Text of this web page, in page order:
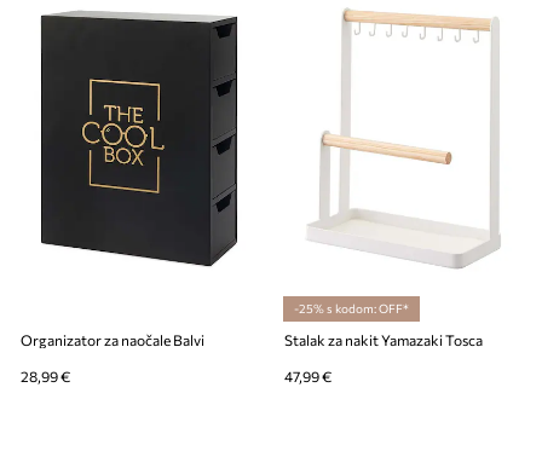
Organizator za naočale Balvi
28,99 €
-25% s kodom: OFF*
Stalak za nakit Yamazaki Tosca
47,99 €